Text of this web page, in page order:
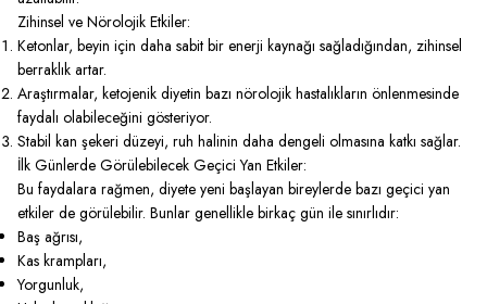
Zihinsel ve Nörolojik Etkiler:
Ketonlar, beyin için daha sabit bir enerji kaynağı sağladığından, zihinsel
berraklık artar.
Araştırmalar, ketojenik diyetin bazı nörolojik hastalıkların önlenmesinde
faydalı olabileceğini gösteriyor.
Stabil kan şekeri düzeyi, ruh halinin daha dengeli olmasına katkı sağlar.
İlk Günlerde Görülebilecek Geçici Yan Etkiler:
Bu faydalara rağmen, diyete yeni başlayan bireylerde bazı geçici yan
etkiler de görülebilir. Bunlar genellikle birkaç gün ile sınırlıdır:
Baş ağrısı,
Kas krampları,
Yorgunluk,